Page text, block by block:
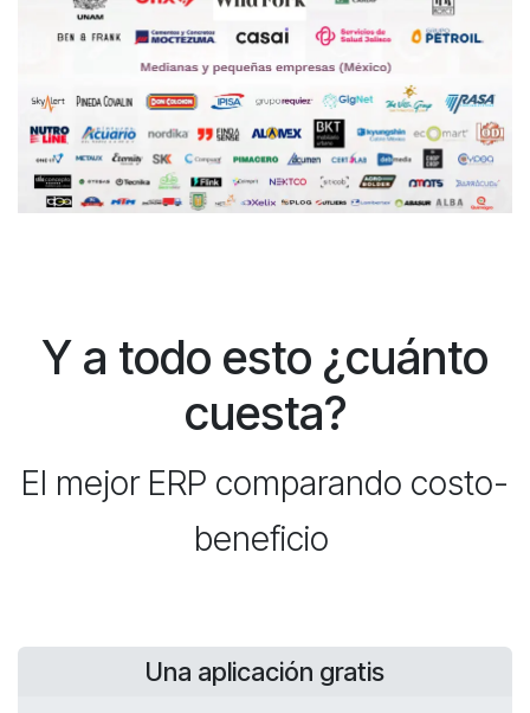
Y a todo esto ¿cuánto
cuesta?
El mejor ERP comparando costo-
beneficio
Una aplicación gratis